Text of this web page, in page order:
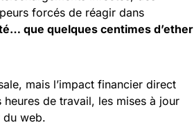
forcés de réagir dans
que quelques centimes d’ether
mais l’impact financier direct
de travail, les mises à jour
web.